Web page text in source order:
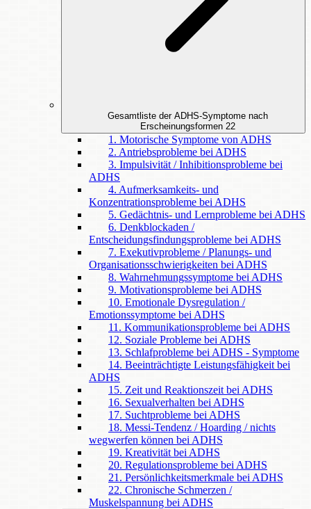
Gesamtliste der ADHS-Symptome nach
Erscheinungsformen 22
1. Motorische Symptome von ADHS
2. Antriebsprobleme bei ADHS
3. Impulsivität / Inhibitionsprobleme bei
ADHS
4. Aufmerksamkeits- und
Konzentrationsprobleme bei ADHS
5. Gedächtnis- und Lernprobleme bei ADHS
6. Denkblockaden /
Entscheidungsfindungsprobleme bei ADHS
7. Exekutivprobleme / Planungs- und
Organisationsschwierigkeiten bei ADHS
8. Wahrnehmungssymptome bei ADHS
9. Motivationsprobleme bei ADHS
10. Emotionale Dysregulation /
Emotionssymptome bei ADHS
11. Kommunikationsprobleme bei ADHS
12. Soziale Probleme bei ADHS
13. Schlafprobleme bei ADHS - Symptome
14. Beeinträchtigte Leistungsfähigkeit bei
ADHS
15. Zeit und Reaktionszeit bei ADHS
16. Sexualverhalten bei ADHS
17. Suchtprobleme bei ADHS
18. Messi-Tendenz / Hoarding / nichts
wegwerfen können bei ADHS
19. Kreativität bei ADHS
20. Regulationsprobleme bei ADHS
21. Persönlichkeitsmerkmale bei ADHS
22. Chronische Schmerzen /
Muskelspannung bei ADHS